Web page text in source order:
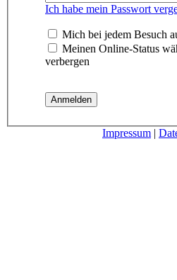
Ich habe mein Passwort
Mich bei jedem Besuch
Meinen Online-Status
verbergen
Impressum |